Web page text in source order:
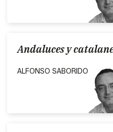
Andaluces y
ALFONSO SABORIDO